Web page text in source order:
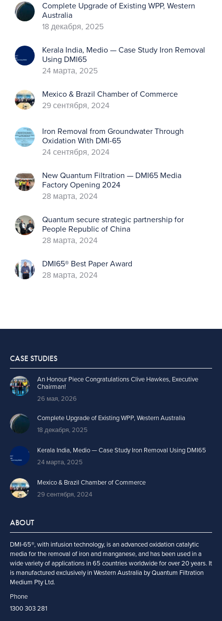
Complete Upgrade of Existing WPP, Western
Australia
18 декабря, 2025
Kerala India, Medio — Case Study Iron Removal
Using DMI65
24 марта, 2025
Mexico & Brazil Chamber of Commerce
29 сентября, 2024
Iron Removal from Groundwater Through
Oxidation With DMI-65
24 сентября, 2024
New Quantum Filtration — DMI65 Media
Factory Opening 2024
28 марта, 2024
Quantum secure strategic partnership for
People Republic of China
28 марта, 2024
DMI65® Best Paper Award
28 марта, 2024
CASE STUDIES
An Honour Piece Congratulations Clive Hawkes, Executive
Chairman!
26 мая, 2026
Complete Upgrade of Existing WPP, Western Australia
18 декабря, 2025
Kerala India, Medio — Case Study Iron Removal Using DMI65
24 марта, 2025
Mexico & Brazil Chamber of Commerce
29 сентября, 2024
ABOUT
DMI-65®, with infusion technology, is an advanced oxidation catalytic
media for the removal of iron and manganese, and has been used in a
wide variety of applications in 65 countries worldwide for over 20 years. It
is manufactured exclusively in Western Australia by Quantum Filtration
Medium Pty Ltd.
Phone
1300 303 281